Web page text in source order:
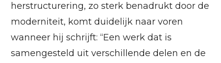
herstructurering, zo sterk benadrukt door de
moderniteit, komt duidelijk naar voren
wanneer hij schrijft: “Een werk dat is
samengesteld uit verschillende delen en de